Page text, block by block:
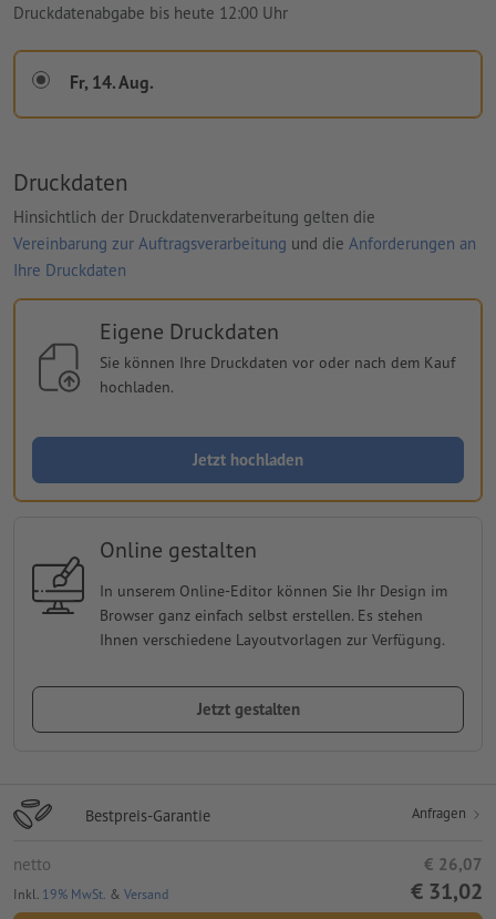
Druckdatenabgabe bis heute 12:00 Uhr
Fr, 14. Aug.
Druckdaten
Hinsichtlich der Druckdatenverarbeitung gelten die
Vereinbarung zur Auftragsverarbeitung und die Anforderungen an
Ihre Druckdaten
Eigene Druckdaten
Sie können Ihre Druckdaten vor oder nach dem Kauf
hochladen.
Jetzt hochladen
Online gestalten
In unserem Online-Editor können Sie Ihr Design im
Browser ganz einfach selbst erstellen. Es stehen
Ihnen verschiedene Layoutvorlagen zur Verfügung.
Jetzt gestalten
Bestpreis-Garantie Anfragen
netto € 26,07
Inkl. 19% MwSt. & Versand € 31,02